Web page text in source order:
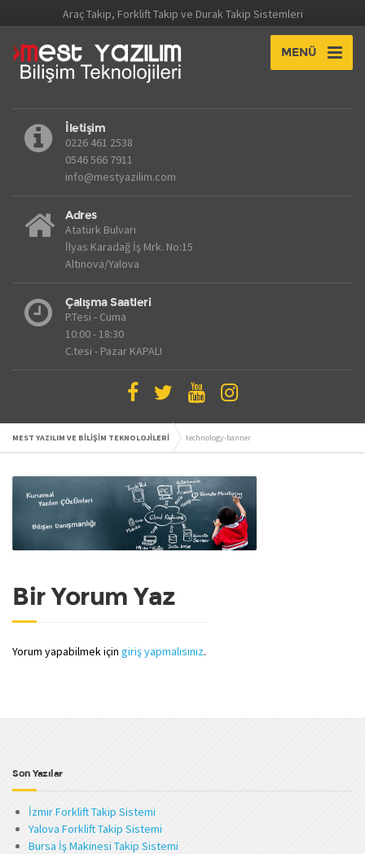
Araç Takip, Forklift Takip ve Durak Takip Sistemleri
MENÜ
İletişim
0226 461 2538
0546 566 7911
info@mestyazilim.com
Adres
Atatürk Bulvarı
İlyas Karadağ İş Mrk. No:15
Altınova/Yalova
Çalışma Saatleri
P.Tesi - Cuma
10:00 - 18:30
C.tesi - Pazar KAPALI
MEST YAZILIM VE BİLİŞİM TEKNOLOJİLERİ technology-banner
Bir Yorum Yaz
Yorum yapabilmek için giriş yapmalısınız.
Son Yazılar
İzmir Forklift Takip Sistemi
Yalova Forklift Takip Sistemi
Bursa İş Makinesi Takip Sistemi